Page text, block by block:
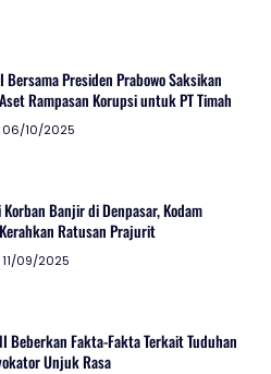
Bersama Presiden Prabowo Saksikan
Rampasan Korupsi untuk PT Timah
06/10/2025
Korban Banjir di Denpasar, Kodam
Ratusan Prajurit
11/09/2025
Beberkan Fakta-Fakta Terkait Tuduhan
Unjuk Rasa